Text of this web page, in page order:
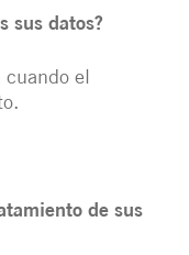
sus datos?
el
de sus